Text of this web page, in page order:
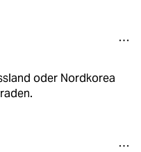
oder Nordkorea